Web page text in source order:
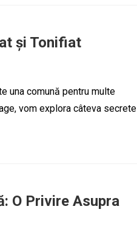
și Tonifiat
una comună pentru multe
vom explora câteva secrete
O Privire Asupra